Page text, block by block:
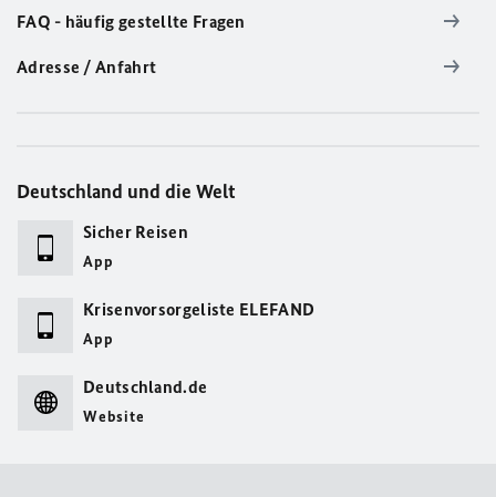
FAQ - häufig gestellte Fragen
Adresse / Anfahrt
Deutschland und die Welt
Sicher Reisen
App
Krisenvorsorgeliste ELEFAND
App
Deutschland.de
Website